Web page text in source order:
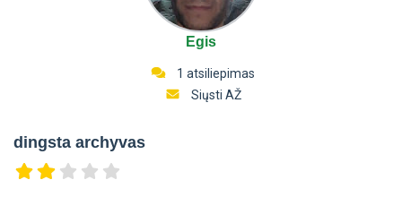
Egis
1 atsiliepimas
Siųsti AŽ
dingsta archyvas